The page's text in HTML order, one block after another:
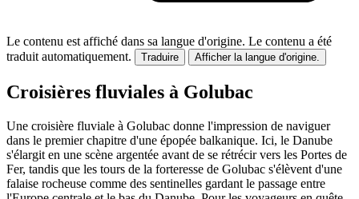
Le contenu est affiché dans sa langue d'origine. Le contenu a été
traduit automatiquement.
Traduire Afficher la langue d'origine.
Croisières fluviales à Golubac
Une croisière fluviale à Golubac donne l'impression de naviguer
dans le premier chapitre d'une épopée balkanique. Ici, le Danube
s'élargit en une scène argentée avant de se rétrécir vers les Portes de
Fer, tandis que les tours de la forteresse de Golubac s'élèvent d'une
falaise rocheuse comme des sentinelles gardant le passage entre